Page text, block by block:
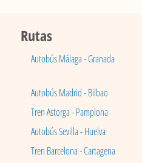
Rutas
Autobús Málaga - Granada
Autobús Madrid - Bilbao
Tren Astorga - Pamplona
Autobús Sevilla - Huelva
Tren Barcelona - Cartagena